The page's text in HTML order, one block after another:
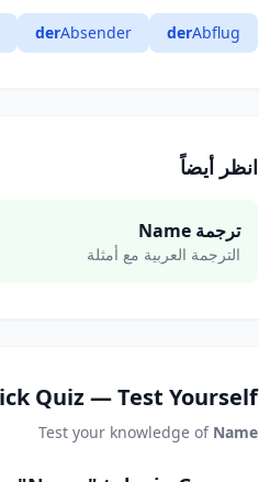
derAbflug
derAbsender
انظر أيضاً
ترجمة Name
الترجمة العربية مع أمثلة
Quiz — Test Yourself
Test your knowledge of Name